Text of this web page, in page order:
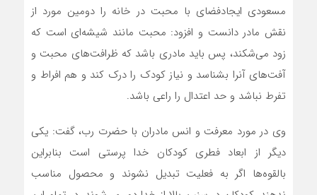
مسعودی ایجادفضای با محبت در خانه را دومین مورد از
نقش مادر دانست و افزود: محبت مانند شیشه‌ای است که
زود می‌شکند، پس باید مادری باشد که ظرافت‌های محبت و
آفت‌های آنرا بشناسد و نیاز کودک را درک کند و هم افراط و
تفرط نباشد و حد اعتدال را راعی باشد.
وی در مورد معرفت و انس مادران با حضرت رب، گفت: یکی
دیگر از ابعاد فطری کودکان خدا پرستی است بنابراین
بالقوه‌ها اگر به فعلیت تبدیل نشوند و محصول مناسب